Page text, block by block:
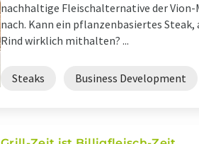
nachhaltige Fleischalternative der
nach. Kann ein pflanzenbasiertes
Rind wirklich mithalten? ...
Steaks Business Development